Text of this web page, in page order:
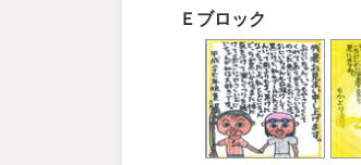
Ｅブロック